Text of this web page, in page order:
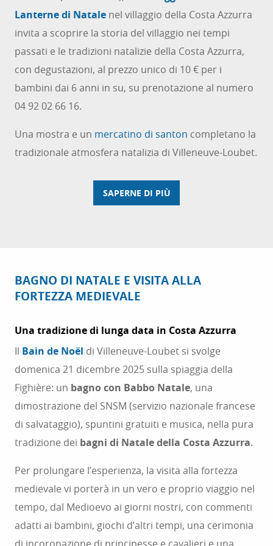
Lanterne di Natale nel villaggio della Costa Azzurra
invita a scoprire la storia del villaggio nei tempi
passati e le tradizioni natalizie della Costa Azzurra,
con degustazioni, al prezzo unico di 10 € per i
bambini dai 6 anni in su, su prenotazione al numero
04 92 02 66 16.
Una mostra e un mercatino di santon completano la
tradizionale atmosfera natalizia di Villeneuve-Loubet.
SAPERNE DI PIÙ
BAGNO DI NATALE E VISITA ALLA
FORTEZZA MEDIEVALE
Una tradizione di lunga data in Costa Azzurra
Il Bain de Noël di Villeneuve-Loubet si svolge
domenica 21 dicembre 2025 sulla spiaggia della
Fighière: un bagno con Babbo Natale, una
dimostrazione del SNSM (servizio nazionale francese
di salvataggio), spuntini gratuiti e musica, nella pura
tradizione dei bagni di Natale della Costa Azzurra.
Per prolungare l’esperienza, la visita alla fortezza
medievale vi porterà in un vero e proprio viaggio nel
tempo, dal Medioevo ai giorni nostri, con commenti
adatti ai bambini, giochi d’altri tempi, una cerimonia